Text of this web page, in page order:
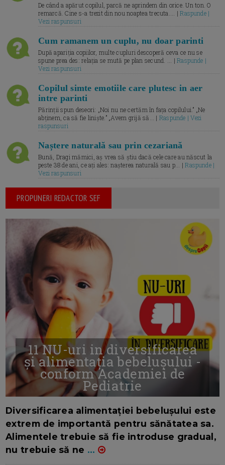
De când a apărut copilul, parcă ne aprindem din orice. Un ton. O
remarcă. Cine s-a trezit din nou noaptea trecuta.... |Raspunde |
Vezi raspunsuri
Cum ramanem un cuplu, nu doar parinti
După apariția copiilor, multe cupluri descoperă ceva ce nu se
spune prea des: relația se mută pe plan secund. ... |Raspunde |
Vezi raspunsuri
Copilul simte emotiile care plutesc in aer
intre parinti
Părinții spun deseori: „Noi nu ne certăm în fața copilului.” „Ne
abținem, ca să fie liniște.” „Avem grijă să... | Raspunde | Vezi
raspunsuri
Naștere naturală sau prin cezariană
Bună, Dragi mămici, aș vrea să știu dacă cele care au născut la
peste 38 de ani, ce ați ales: nașterea naturală sau p... |Raspunde |
Vezi raspunsuri
PROPUNERI REDACTOR SEF
11 NU-uri in diversificarea
și alimentația bebelușului -
conform Academiei de
Pediatrie
Diversificarea alimentației bebelușului este
extrem de importantă pentru sănătatea sa.
Alimentele trebuie să fie introduse gradual,
nu trebuie să ne ...